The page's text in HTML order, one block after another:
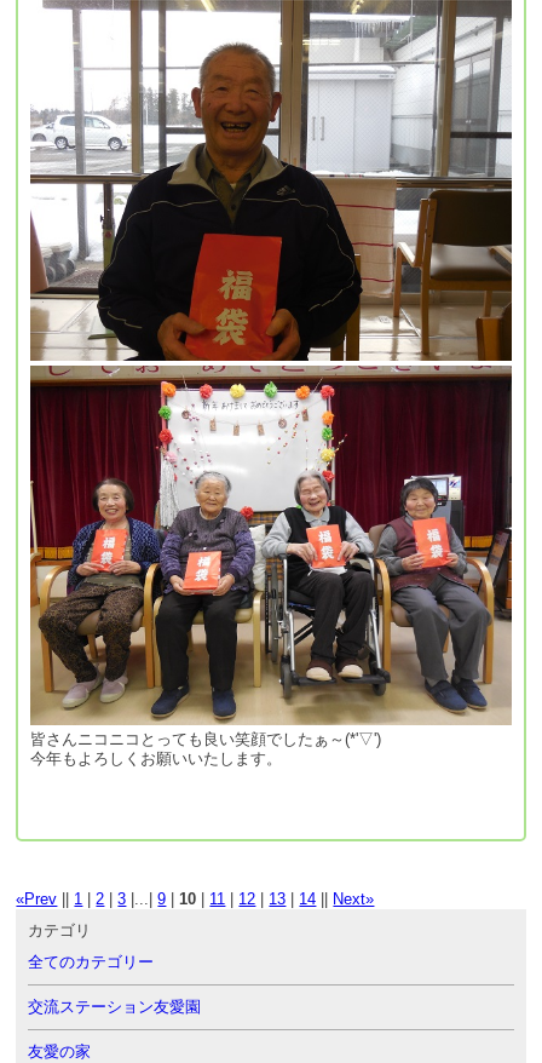
皆さんニコニコとっても良い笑顔でしたぁ～(*'▽')
今年もよろしくお願いいたします。
«Prev 1 |2 |3 |...|9 |10 11 12 13 14
Next»
カテゴリ
全てのカテゴリー
交流ステーション友愛園
友愛の家